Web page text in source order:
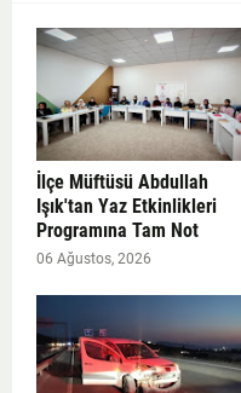
İlçe Müftüsü Abdullah
Işık'tan Yaz Etkinlikleri
Programına Tam Not
06 Ağustos, 2026